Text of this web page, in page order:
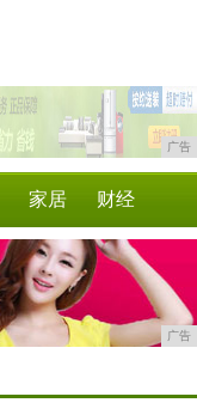
广告
家居 财经
消费
广告